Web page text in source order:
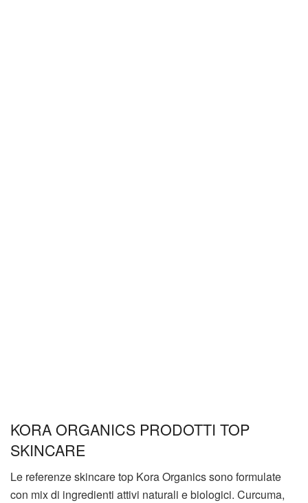
KORA ORGANICS PRODOTTI TOP
SKINCARE
Le referenze skincare top Kora Organics sono formulate
con mix di ingredienti attivi naturali e biologici. Curcuma,